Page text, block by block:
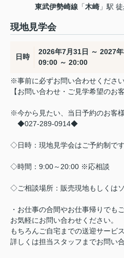
東武伊勢崎線 「木崎 」駅
現地見学会
日時
2026年7月31日 ～ 2027
09:00 ～ 20:00
※事前に必ずお問い合わせくださ
【お問い合わせ・ご見学希望のお客
※今から見たい、当日予約のお客
◆027-289-0914◆
◇日時：現地見学会はご予約制で
◇時間：9:00～20:00 ※応相談
◇ご相談場所：販売現地もしくは
・お仕事の合間やお仕事帰りでも
お気軽にお問い合わせください。
もちろんご自宅までの送迎サービ
詳しくは担当スタッフまでお問い